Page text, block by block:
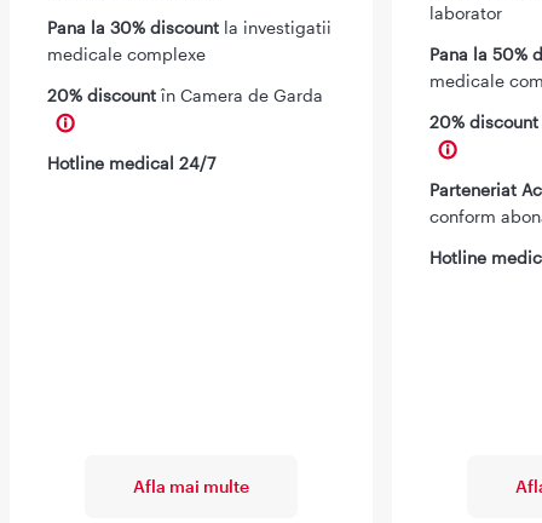
Pana la 30% discount la investigatii
medicale complexe
20% discount în Camera de Garda
Hotline medical 24/7
Afla mai multe
laborator
Pana la 50%
medicale
20%
Parteneriat
conform
Hotline